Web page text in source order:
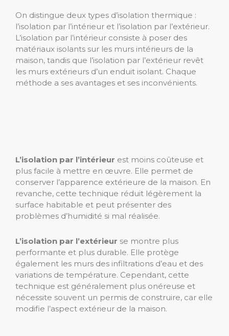
On distingue deux types d’isolation thermique :
l’isolation par l’intérieur et l’isolation par l’extérieur.
L’isolation par l’intérieur consiste à poser des
matériaux isolants sur les murs intérieurs de la
maison, tandis que l’isolation par l’extérieur revêt
les murs extérieurs d’un enduit isolant. Chaque
méthode a ses avantages et ses inconvénients.
L’isolation par l’intérieur est moins coûteuse et
plus facile à mettre en œuvre. Elle permet de
conserver l’apparence extérieure de la maison. En
revanche, cette technique réduit légèrement la
surface habitable et peut présenter des
problèmes d’humidité si mal réalisée.
L’isolation par l’extérieur se montre plus
performante et plus durable. Elle protège
également les murs des infiltrations d’eau et des
variations de température. Cependant, cette
technique est généralement plus onéreuse et
nécessite souvent un permis de construire, car elle
modifie l’aspect extérieur de la maison.